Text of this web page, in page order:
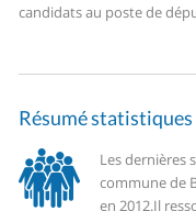
candidats au poste de
Résumé
Les dernières
commune de
en 2012.Il